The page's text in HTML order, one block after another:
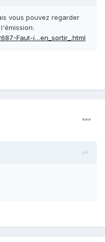
vous pouvez regarder
Faut-i…en_sortir_.html